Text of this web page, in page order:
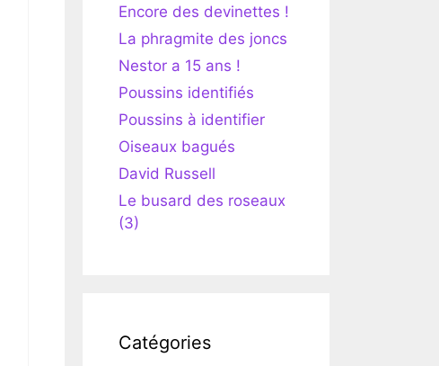
Encore des devinettes !
La phragmite des joncs
Nestor a 15 ans !
Poussins identifiés
Poussins à identifier
Oiseaux bagués
David Russell
Le busard des roseaux
(3)
Catégories